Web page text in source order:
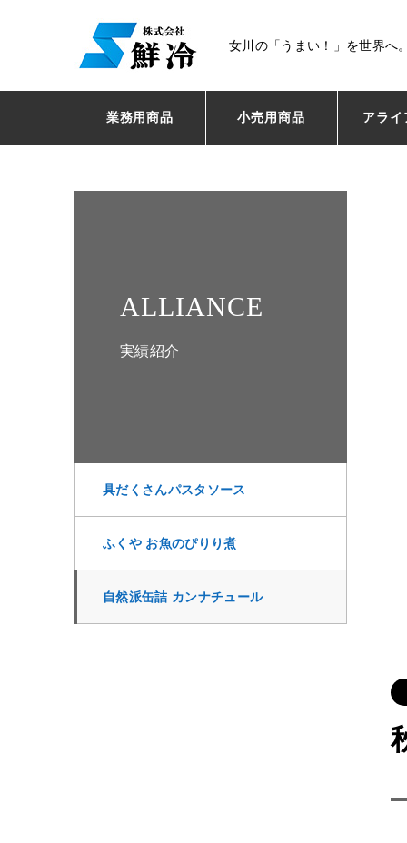
女川の「うまい！」を世界へ
業務用商品 小売用商品 アライ
ALLIANCE
実績紹介
具だくさんパスタソース
ふくや お魚のぴりり煮
自然派缶詰 カンナチュール